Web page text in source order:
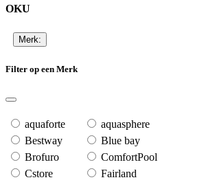
OKU
Merk:
Filter op een Merk
aquaforte
aquasphere
Bestway
Blue bay
Brofuro
ComfortPool
Cstore
Fairland